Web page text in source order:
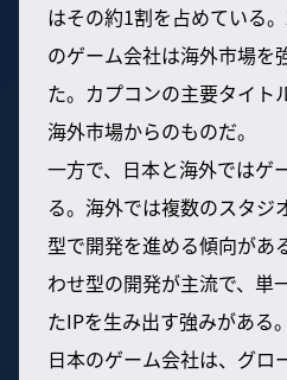
はその約1割を占めている
のゲーム会社は海外市場を
た。カプコンの主要タイト
海外市場からのものだ。
一方で、日本と海外ではゲ
る。海外では複数のスタジ
型で開発を進める傾向があ
わせ型の開発が主流で、単
たIPを生み出す強みがある。
日本のゲーム会社は、グロ